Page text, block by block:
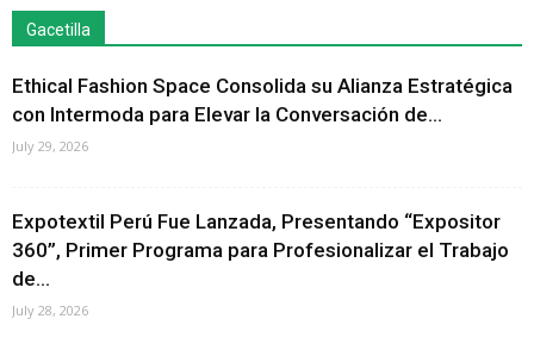
Gacetilla
Ethical Fashion Space Consolida su Alianza Estratégica
con Intermoda para Elevar la Conversación de...
July 29, 2026
Expotextil Perú Fue Lanzada, Presentando “Expositor
360”, Primer Programa para Profesionalizar el Trabajo
de...
July 28, 2026